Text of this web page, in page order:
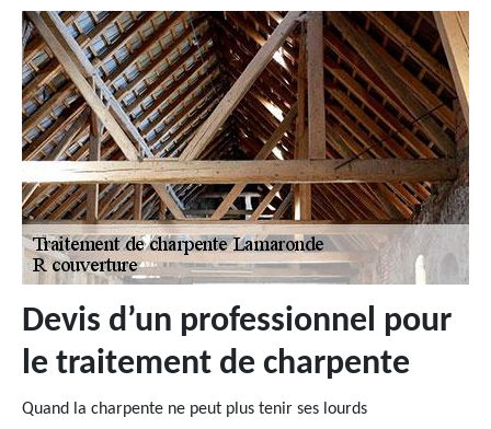
Devis d’un professionnel pour
le traitement de charpente
Quand la charpente ne peut plus tenir ses lourds